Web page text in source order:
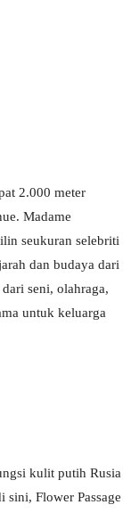
2.000 meter
Madame
seukuran selebriti
dan budaya dari
seni, olahraga,
untuk keluarga
kulit putih Rusia
Flower Passage